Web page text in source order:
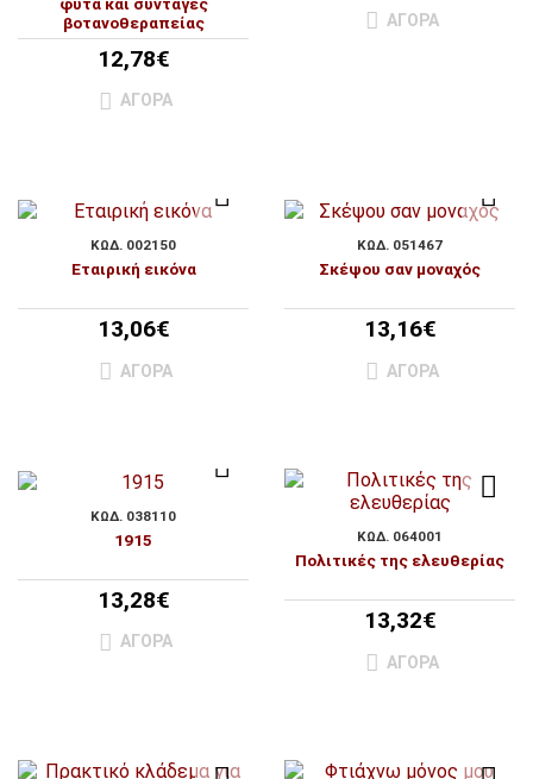
βοτανοθεραπείας
12,78€
ΑΓΟΡΆ
ΑΓΟΡΆ
ΚΩΔ. 002150
Εταιρική εικόνα
13,06€
ΑΓΟΡΆ
ΚΩΔ. 051467
Σκέψου σαν μοναχός
13,16€
ΑΓΟΡΆ
ΚΩΔ. 038110
1915
13,28€
ΑΓΟΡΆ
ΚΩΔ. 064001
Πολιτικές της ελευθερίας
13,32€
ΑΓΟΡΆ